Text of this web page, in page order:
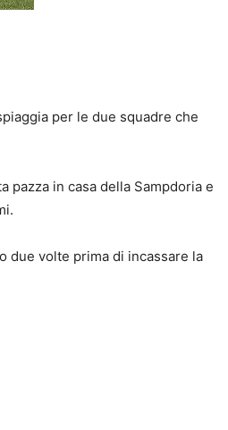
per le due squadre che
pazza in casa della Sampdoria e
due volte prima di incassare la